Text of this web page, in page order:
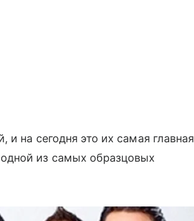
на сегодня это их самая главная
из самых образцовых